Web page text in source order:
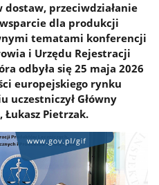
dostaw, przeciwdziałanie
dla produkcji
tematami konferencji
i Urzędu Rejestracji
odbyła się 25 maja 2026
europejskiego rynku
uczestniczył Główny
Pietrzak.